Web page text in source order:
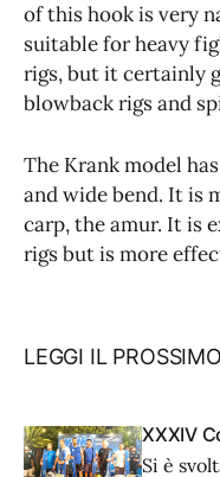
of this hook is very
suitable for heavy
rigs, but it certainly
blowback rigs and
The Krank model
and wide bend. It is
carp, the amur. It is
rigs but is more
LEGGI IL PROSSIMO
XXXIV
Si è